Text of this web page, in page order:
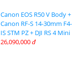
Canon EOS R50 V Body +
Canon RF-S 14-30mm
IS STM PZ + DJI RS 4 Mini
26,090,000 đ